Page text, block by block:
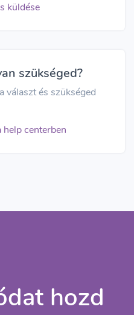
küldése
szükséged?
választ és szükséged
help centerben
hozd